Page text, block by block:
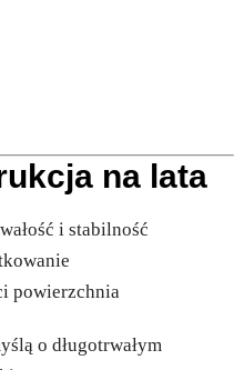
na lata
i stabilność
powierzchnia
o długotrwałym